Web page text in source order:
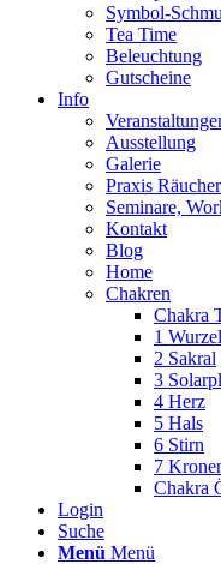
Symbol-
Tea Time
Beleuchtung
Gutscheine
Info
Ausstellung
Galerie
Praxis
Seminare,
Kontakt
Blog
Home
Chakren
Chakra
1 Wurzel
2 Sakral
3
4 Herz
5 Hals
6 Stirn
7
Chakra
Login
Suche
Menü Menü